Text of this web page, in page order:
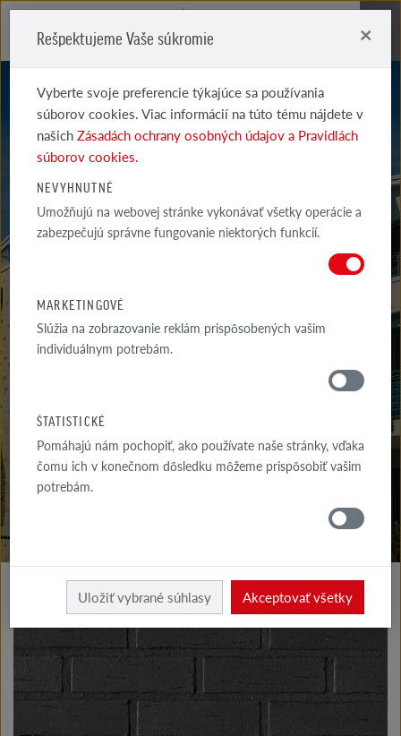
AARHUS
KDE
NAKÚPIŤ
Rešpektujeme Vaše súkromie ×
Vyberte svoje preferencie týkajúce sa používania
súborov cookies. Viac informácií na túto tému nájdete v
našichZásadách ochrany osobných údajov a Pravidlách
súborov cookies.
NEVYHNUTNÉ
Umožňujú na webovej stránke vykonávať všetky operácie a
zabezpečujú správne fungovanie niektorých funkcií.
MARKETINGOVÉ
Slúžia na zobrazovanie reklám prispôsobených vašim
individuálnym potrebám.
ŠTATISTICKÉ
Pomáhajú nám pochopiť, ako používate naše stránky, vďaka
čomu ich v konečnom dôsledku môžeme prispôsobiť vašim
potrebám.
Uložiť vybrané súhlasy Akceptovať všetky